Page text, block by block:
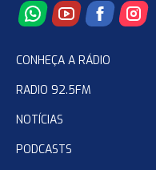
CONHEÇA A RÁDIO
RADIO 92.5FM
NOTÍCIAS
PODCASTS